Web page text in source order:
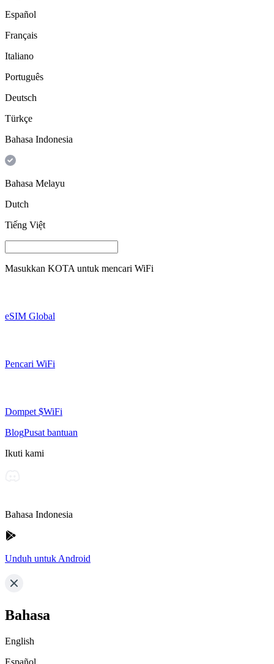
Español
Français
Italiano
Português
Deutsch
Türkçe
Bahasa Indonesia
Bahasa Melayu
Dutch
Tiếng Việt
Masukkan KOTA untuk mencari WiFi
eSIM Global
Pencari WiFi
Dompet $WiFi
BlogPusat bantuan
Ikuti kami
Bahasa Indonesia
Unduh untuk Android
Bahasa
English
Español